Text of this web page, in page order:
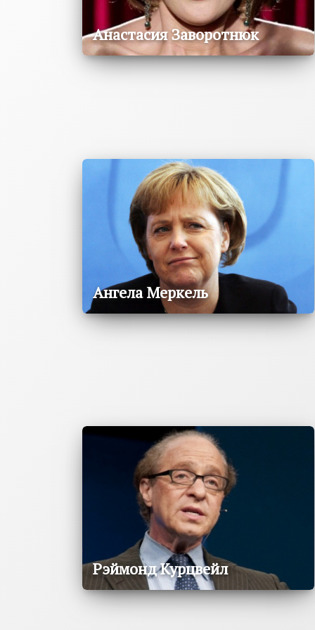
Анастасия Заворотнюк
Ангела Меркель
Рэймонд Курцвейл